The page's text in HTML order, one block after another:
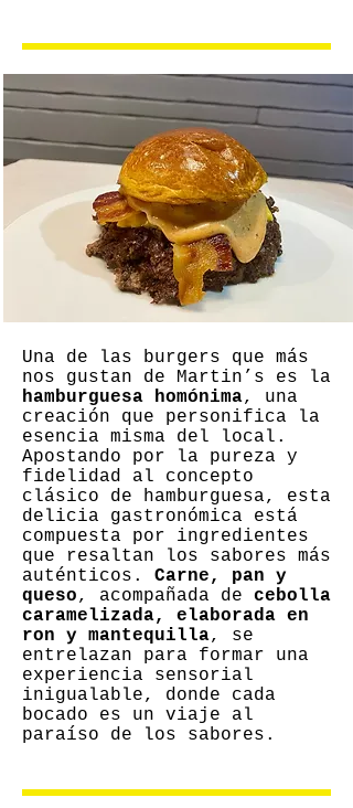
Una de las burgers que más
nos gustan de Martin’s es la
hamburguesa homónima, una
creación que personifica la
esencia misma del local.
Apostando por la pureza y
fidelidad al concepto
clásico de hamburguesa, esta
delicia gastronómica está
compuesta por ingredientes
que resaltan los sabores más
auténticos. Carne, pan y
queso, acompañada de cebolla
caramelizada, elaborada en
ron y mantequilla, se
entrelazan para formar una
experiencia sensorial
inigualable, donde cada
bocado es un viaje al
paraíso de los sabores.